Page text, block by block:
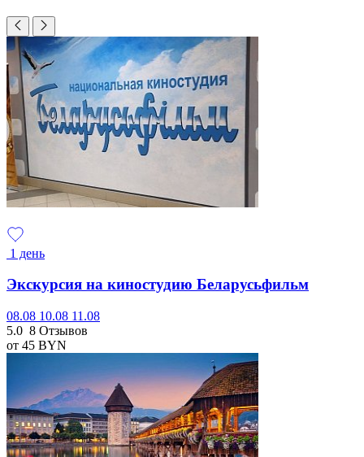
1 день
Экскурсия на киностудию Беларусьфильм
08.08 10.08 11.08
5.0 8 Отзывов
от 45 BYN